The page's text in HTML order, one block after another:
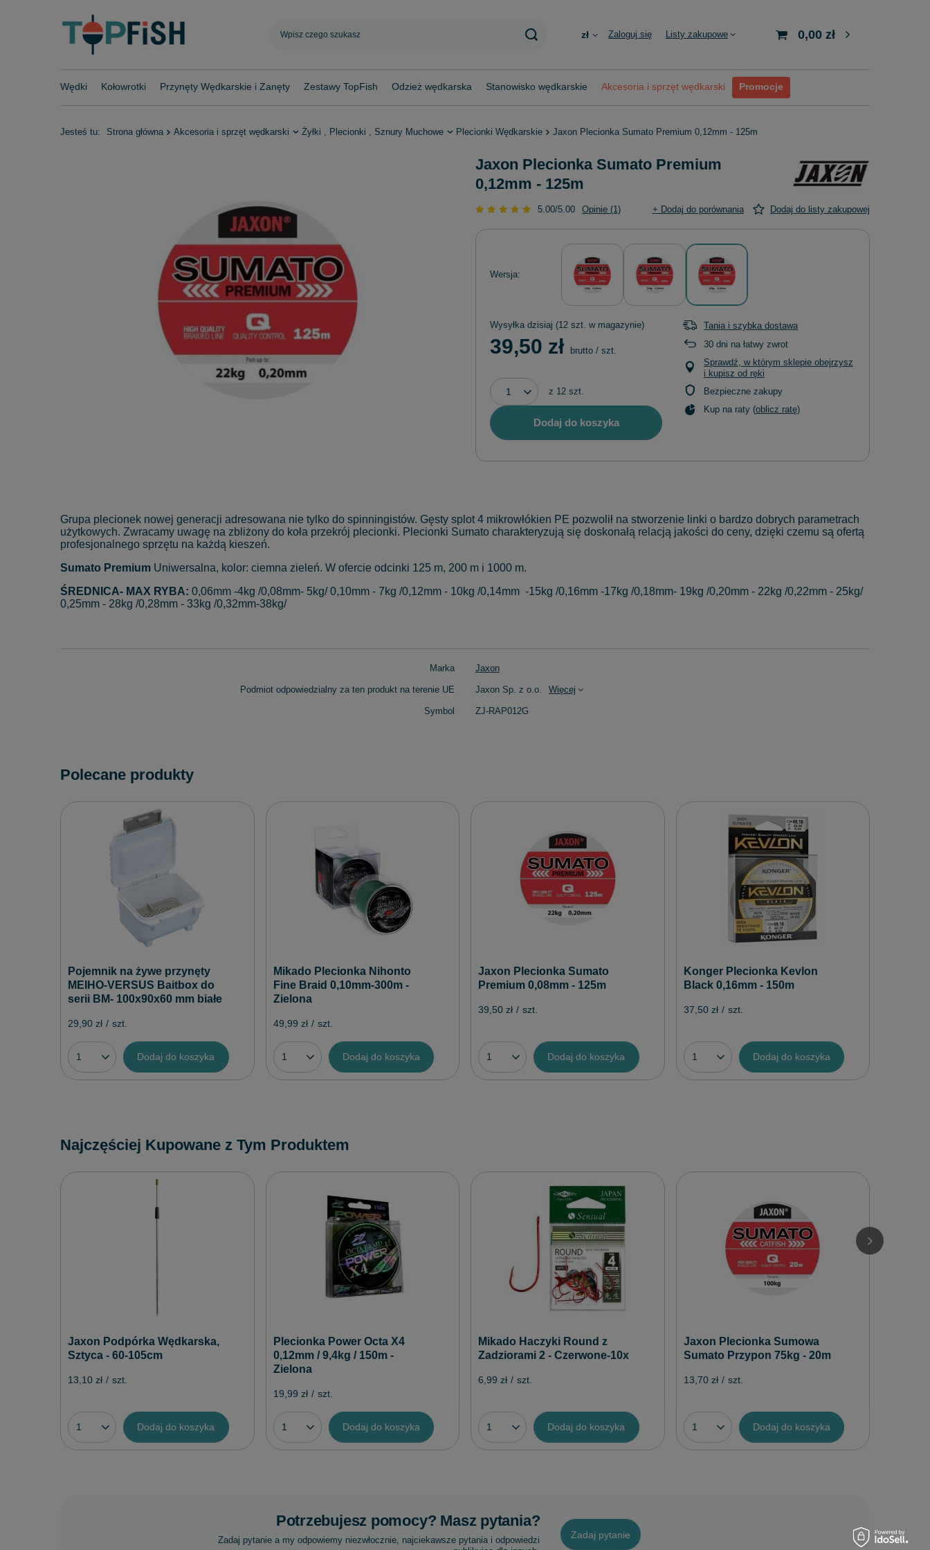
zł Zaloguj się Listy zakupowe 0,00 zł
Wędki Kołowrotki Przynęty Wędkarskie i Zanęty Zestawy TopFish Odzież wędkarska Stanowisko wędkarskie Akcesoria i sprzęt wędkarski Promocje
Jesteś tu: Strona główna Akcesoria i sprzęt wędkarski Żyłki , Plecionki , Sznury Muchowe Plecionki Wędkarskie Jaxon Plecionka Sumato Premium 0,12mm - 125m
Jaxon Plecionka Sumato Premium
0,12mm - 125m
5.00/5.00 Opinie (1) + Dodaj do porównania Dodaj do listy zakupowej
Wersja
Wysyłka dzisiaj (12 szt. w magazynie)
39,50 zł brutto / szt.
z 12 szt.
Dodaj do koszyka
Tania i szybka dostawa
30 dni na łatwy zwrot
Sprawdź, w którym sklepie obejrzysz
i kupisz od ręki
Bezpieczne zakupy
Kup na raty (oblicz ratę)
Grupa plecionek nowej generacji adresowana nie tylko do spinningistów. Gęsty splot 4 mikrowłókien PE pozwolił na stworzenie linki o bardzo dobrych parametrach
użytkowych. Zwracamy uwagę na zbliżony do koła przekrój plecionki. Plecionki Sumato charakteryzują się doskonałą relacją jakości do ceny, dzięki czemu są ofertą
profesjonalnego sprzętu na każdą kieszeń.
Sumato Premium Uniwersalna, kolor: ciemna zieleń. W ofercie odcinki 125 m, 200 m i 1000 m.
ŚREDNICA- MAX RYBA: 0,06mm -4kg /0,08mm- 5kg/ 0,10mm - 7kg /0,12mm - 10kg /0,14mm -15kg /0,16mm -17kg /0,18mm- 19kg /0,20mm - 22kg /0,22mm - 25kg/
0,25mm - 28kg /0,28mm - 33kg /0,32mm-38kg/
Marka Jaxon
Podmiot odpowiedzialny za ten produkt na terenie UE Jaxon Sp. z o.o. Więcej
Symbol ZJ-RAP012G
Polecane produkty
Pojemnik na żywe przynęty
MEIHO-VERSUS Baitbox do
serii BM- 100x90x60 mm białe
29,90 zł / szt.
Dodaj do koszyka
Mikado Plecionka Nihonto
Fine Braid 0,10mm-300m -
Zielona
49,99 zł / szt.
Dodaj do koszyka
Jaxon Plecionka Sumato
Premium 0,08mm - 125m
39,50 zł / szt.
Dodaj do koszyka
Konger Plecionka Kevlon
Black 0,16mm - 150m
37,50 zł / szt.
Dodaj do koszyka
Najczęściej Kupowane z Tym Produktem
Jaxon Podpórka Wędkarska,
Sztyca - 60-105cm
13,10 zł / szt.
Dodaj do koszyka
Plecionka Power Octa X4
0,12mm / 9,4kg / 150m -
Zielona
19,99 zł / szt.
Dodaj do koszyka
Mikado Haczyki Round z
Zadziorami 2 - Czerwone-10x
6,99 zł / szt.
Dodaj do koszyka
Jaxon Plecionka Sumowa
Sumato Przypon 75kg - 20m
13,70 zł / szt.
Dodaj do koszyka
Potrzebujesz pomocy? Masz pytania?
Zadaj pytanie a my odpowiemy niezwłocznie, najciekawsze pytania i odpowiedzi
Zadaj pytanie